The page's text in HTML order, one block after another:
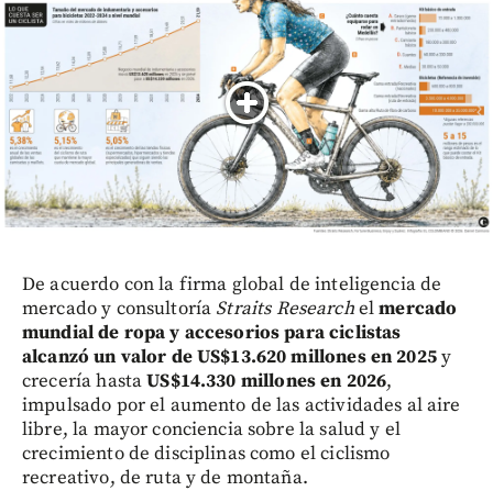
De acuerdo con la firma global de inteligencia de
mercado y consultoría Straits Researchelmercado
mundial de ropa y accesorios para ciclistas
alcanzó un valor de US$13.620 millones en 2025y
crecería hastaUS$14.330 millones en 2026,
impulsado por el aumento de las actividades al aire
libre, la mayor conciencia sobre la salud y el
crecimiento de disciplinas como el ciclismo
recreativo, de ruta y de montaña.